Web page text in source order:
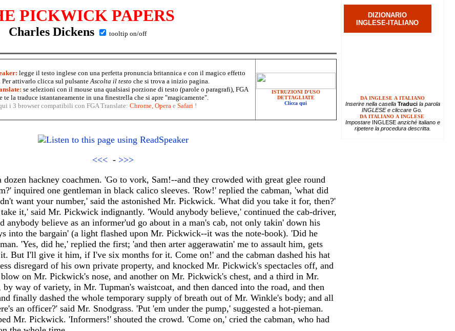
PICKWICK PAPERS
Charles Dickens tooltip on/off
legge il testo inglese con una perfetta pronuncia britannica e con il magico effetto
Per attivarlo clicca sul pulsanteAscolta il testo che si trova a inizio pagina.
se selezioni con il mouse una qualsiasi porzione di testo (parole o paragrafi), FGA
te la traduce istantaneamente in una finestrella che si apre "magicamente".
i 3 browser compatibili con FGA Translate: Chrome, Operae Safari !
ISTRUZIONI D'USO
DETTAGLIATE
Clicca qui
<<< - >>>
hackney coachmen. 'Go to vork, Sam!--and they crowded with great glee round
inquired one gentleman in black calico sleeves. 'Row!' replied the cabman, 'what did
want your number,' said the astonished Mr. Pickwick. 'What did you take it for, then?'
it,' said Mr. Pickwick indignantly. 'Would anybody believe,' continued the cab-driver,
anybody believe as an informer'ud go about in a man's cab, not only takin' down his
into the bargain' (a light flashed upon Mr. Pickwick--it was the note-book). 'Did he
'Yes, did he,' replied the first; 'and then arter aggerawatin' me to assault him, gets
it. But I'll give it him, if I've six months for it. Come on!' and the cabman dashed his hat
disregard of his own private property, and knocked Mr. Pickwick's spectacles off, and
on Mr. Pickwick's nose, and another on Mr. Pickwick's chest, and a third in Mr.
by way of variety, in Mr. Tupman's waistcoat, and then danced into the road, and then
finally dashed the whole temporary supply of breath out of Mr. Winkle's body; and all
an officer?' said Mr. Snodgrass. 'Put 'em under the pump,' suggested a hot-pieman.
Mr. Pickwick. 'Informers!' shouted the crowd. 'Come on,' cried the cabman, who had
DIZIONARIO
INGLESE-ITALIANO
DA INGLESE A ITALIANO
Inserire nella casella Traducila parola
INGLESE e cliccare Go.
DA ITALIANO A INGLESE
Impostare INGLESEanziché italianoe
ripetere la procedura descritta.